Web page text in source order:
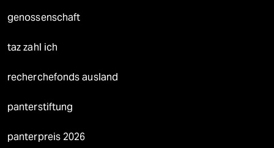
genossenschaft
taz zahl ich
recherchefonds ausland
panterstiftung
panterpreis 2026